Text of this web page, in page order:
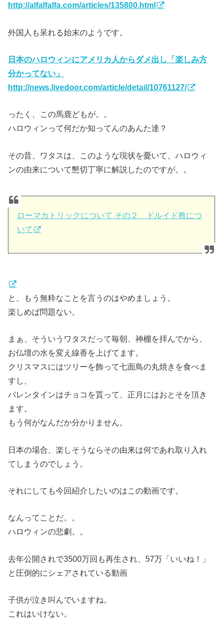
http://alfalfalfa.com/articles/135800.html
外国人も呆れる始末のようです。
日本のハロウィンにアメリカ人からダメ出し「楽しみ方
分かってない」
http://news.livedoor.com/article/detail/10761127/
ったく、この馬鹿どもが。。
ハロウィンって何だか知ってんのあんた達？
その昔、ワタスは、このような現状を憂いて、ハロウィ
ンの由来について懇切丁寧に解説したのですが。。
ローマカトリックについて その２ ドルイド教につ
いて
と、もう無粋なことを言うのはやめましょう。
楽しめば問題ない。
まぁ、そういうワタスだって毎朝、神棚を拝んでから、
お仏壇の水を変え線香を上げてます。
クリスマスにはツリーを飾って七面鳥の丸焼きを食べま
すし、
バレンタインはチョコを貰って、正月にはおとそを頂き
ます。
もう何がなんだか分かりません。
日本の場合、楽しそうならその由来は何であれ取り入れ
てしまうのでしょう。
それにしても今回紹介したいのはこの動画です。
なんってことだ。。
ハロウィンの悲劇。。
去年公開されで3500万回も再生され、57万「いいね！」
と圧倒的にシェアされている動画
子供が泣き叫んでいますね。
これはいけない。